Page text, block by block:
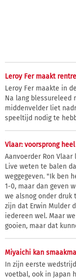
Leroy Fer maakt
Leroy Fer maakte in
Na lang blessureleed
middenvelder liet
speeltijd nodig te
Vlaar: voorsprong
Aanvoerder Ron
Live weten te balen
weggegeven. "Ik ben
1-0, maar dan geven
we alsnog onder druk
zijn dat Erwin Mulder
iedereen wel. Maar
gooien, maar dat
Miyaichi kan
In zijn eerste
voetbal, ook in Japan